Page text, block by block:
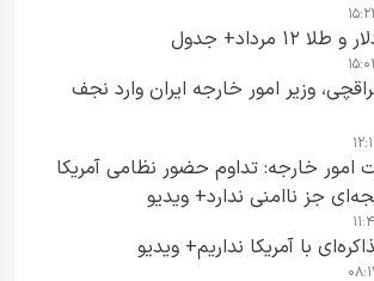
مرداد+ جدول
وزیر امور خارجه ایران وارد نجف
امور خارجه: تداوم حضور نظامی آمریکا
جز ناامنی ندارد+ ویدیو
با آمریکا نداریم+ ویدیو